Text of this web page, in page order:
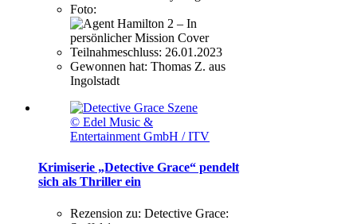
Foto:
Teilnahmeschluss: 26.01.2023
Gewonnen hat: Thomas Z. aus
Ingolstadt
© Edel Music &
Entertainment GmbH / ITV
Krimiserie „Detective Grace“ pendelt
sich als Thriller ein
Rezension zu: Detective Grace: